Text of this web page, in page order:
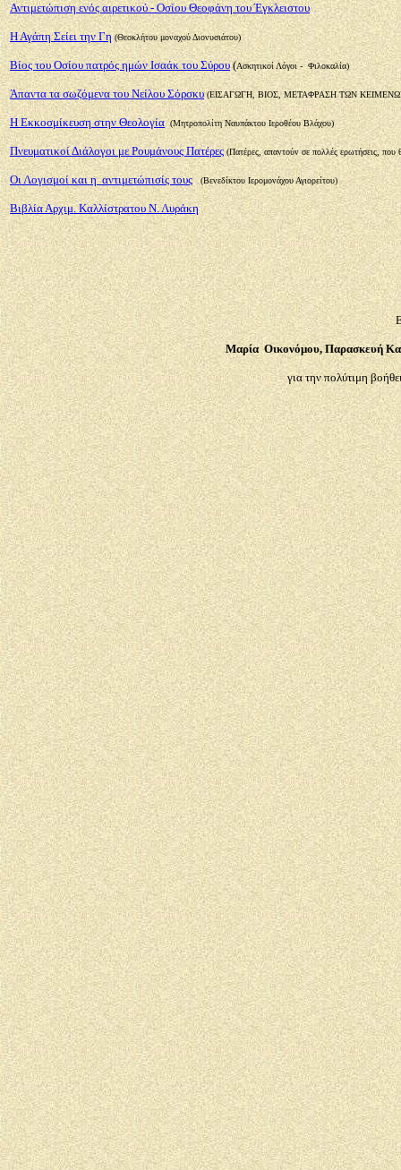
Αντιμετώπιση ενός αιρετικού - Οσίου Θεοφάνη του Έγκλειστου
Η Αγάπη Σείει την Γη (Θεοκλήτου μοναχού Διονυσιάτου)
Βίος του Οσίου πατρός ημών Ισαάκ του Σύρου(Ασκητικοί Λόγοι - Φιλοκαλία)
Άπαντα τα σωζόμενα του Νείλου Σόρσκυ (ΕΙΣΑΓΩΓΗ, ΒΙΟΣ, ΜΕΤΑΦΡΑΣΗ ΤΩΝ
Η Εκκοσμίκευση στην Θεολογία (Μητροπολίτη Ναυπάκτου Ιεροθέου Βλάχου)
Πνευματικοί Διάλογοι με Ρουμάνους Πατέρες (Πατέρες, απαντούν σε πολλές ερωτήσεις, που
Οι Λογισμοί και η αντιμετώπισίς τους (Βενεδίκτου Ιερομονάχου Αγιορείτου)
Βιβλία Αρχιμ. Καλλίστρατου Ν. Λυράκη
Μαρία Οικονόμου, Παρασκευή
για την πολύτιμη